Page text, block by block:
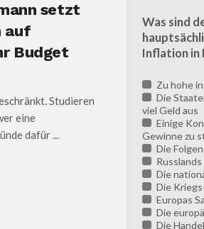
setzt
auf
Budget
Studieren
eine
dafür ...
Was sind
Inflation in
Zu hohe
Die
viel Geld aus
Einige
Gewinne zu
Die
Die
Die
Europas
Die
Die